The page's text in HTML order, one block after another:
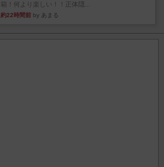
箱！何より楽しい！！正体隠...
約22時間前 by あまる